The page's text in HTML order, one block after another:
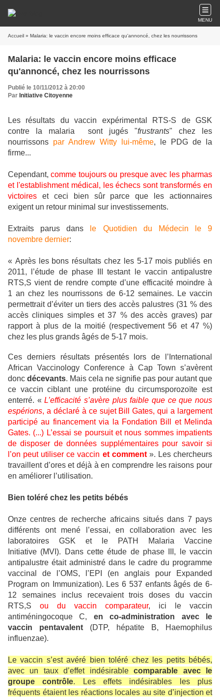
MENU
Accueil » Malaria: le vaccin encore moins efficace qu'annoncé, chez les nourrissons
Malaria: le vaccin encore moins efficace
qu'annoncé, chez les nourrissons
Publié le 10/11/2012 à 20:00
Par Initiative Citoyenne
Les résultats du vaccin expérimental RTS-S de GSK
contre la malaria sont jugés "frustrants" chez les
nourrissons par Andrew Witty lui-même, le PDG de la
firme...
Cependant,comme toujours ou presque avec les pharmas
et l'establishment médical, les échecs sont transformés en
victoires et ceci bien sûr parce que les actionnaires
exigent un retour minimal sur investissements.
Extraits parus dans
le Quotidien du Médecin le 9
novembre dernier:
« Après les bons résultats chez les 5-17 mois publiés en
2011, l’étude de phase III testant le vaccin antipalustre
RTS,S vient de rendre compte d’une efficacité moindre à
1 an chez les nourrissons de 6-12 semaines. Le vaccin
permettrait d’éviter un tiers des accès palustres (31 % des
accès cliniques simples et 37 % des accès graves) par
rapport à plus de la moitié (respectivement 56 et 47 %)
chez les plus grands âgés de 5-17 mois.
Ces derniers résultats présentés lors de l’International
African Vaccinology Conference à Cap Town s’avèrent
donc décevants. Mais cela ne signifie pas pour autant que
ce vaccin ciblant une protéine du circumsporozoïte est
enterré. «L’efficacité s’avère plus faible que ce que nous
espérions, a déclaré à ce sujet Bill Gates, qui a largement
participé au financement via la Fondation Bill et Melinda
Gates. (...) L’essai se poursuit et nous sommes impatients
de disposer de données supplémentaires pour savoir si
l’on peut utiliser ce vaccin et comment». Les chercheurs
travaillent d’ores et déjà à en comprendre les raisons pour
en améliorer l’utilisation.
Bien toléré chez les petits bébés
Onze centres de recherche africains situés dans 7 pays
différents ont mené l’essai, en collaboration avec les
laboratoires GSK et le PATH Malaria Vaccine
Initiative (MVI). Dans cette étude de phase III, le vaccin
antipalustre était administré dans le cadre du programme
vaccinal de l’OMS, l’EPI (en anglais pour Expanded
Program on Immunization). Les 6 537 enfants âgés de 6-
12 semaines inclus recevaient trois doses du vaccin
RTS,S ou du vaccin comparateur, ici le vaccin
antiméningocoque C, en co-administration avec le
vaccin pentavalent (DTP, hépatite B, Haemophilus
influenzae).
Le vaccin s’est avéré bien toléré chez les petits bébés,
avec un taux d’effet indésirablecomparable avec le
groupe contrôle. Les effets indésirables les plus
fréquents étaient les réactions locales au site d’injection et